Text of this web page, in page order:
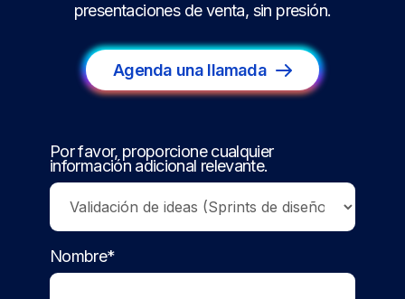
presentaciones de venta, sin presión.
Agenda una llamada
Por favor, proporcione cualquier
información adicional relevante.
Nombre*